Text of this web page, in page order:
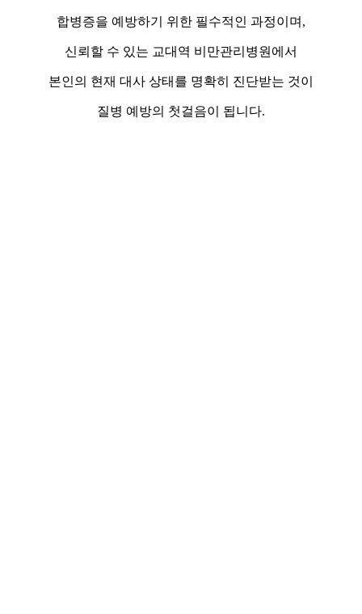
합병증을 예방하기 위한 필수적인 과정이며,
신뢰할 수 있는 교대역 비만관리병원에서
본인의 현재 대사 상태를 명확히 진단받는 것이
질병 예방의 첫걸음이 됩니다.